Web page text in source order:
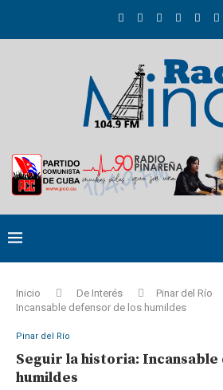
Inicio De Interés Pinar del Río
Incansable defensor de los humildes
Pinar del Río
Seguir la historia:
humildes